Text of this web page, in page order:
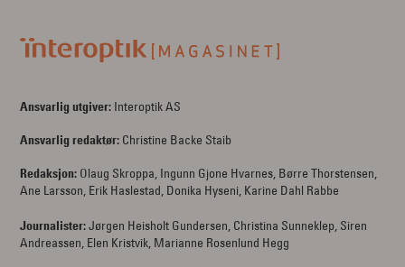
Ansvarlig utgiver: Interoptik AS
Ansvarlig redaktør: Christine Backe Staib
Redaksjon: Olaug Skroppa, Ingunn Gjone Hvarnes, Børre Thorstensen,
Ane Larsson, Erik Haslestad, Donika Hyseni, Karine Dahl Rabbe
Journalister:Jørgen Heisholt Gundersen, Christina Sunneklep, Siren
Andreassen, Elen Kristvik, Marianne Rosenlund Hegg